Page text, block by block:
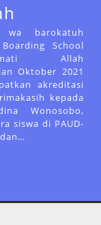
wa barokatuh
School
Allah
Oktober 2021
akreditasi
kepada
Wonosobo,
siswa di PAUD-